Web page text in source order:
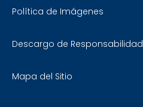
Política de Imágenes
Descargo de Responsabilidad
Mapa del Sitio